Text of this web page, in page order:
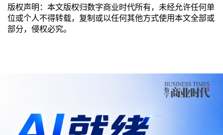
版权声明：本文版权归数字商业时代所有，未经允许任何单
位或个人不得转载，复制或以任何其他方式使用本文全部或
部分，侵权必究。